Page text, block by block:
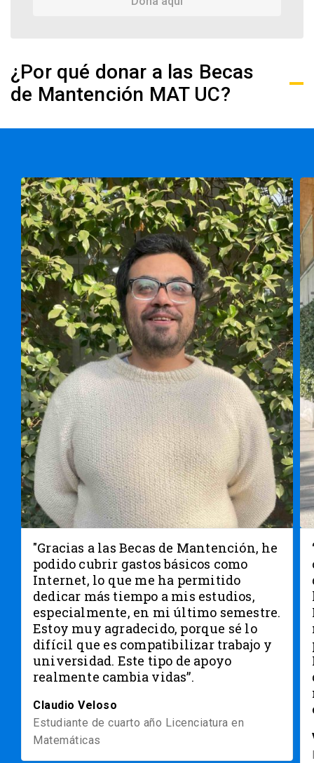
¿Por qué donar a las Becas
de Mantención MAT UC?
"Gracias a las Becas de Mantención, he
podido cubrir gastos básicos como
Internet, lo que me ha permitido
dedicar más tiempo a mis estudios,
especialmente, en mi último semestre.
Estoy muy agradecido, porque sé lo
difícil que es compatibilizar trabajo y
universidad. Este tipo de apoyo
realmente cambia vidas”.
Claudio Veloso
Estudiante de cuarto año Licenciatura en
Matemáticas